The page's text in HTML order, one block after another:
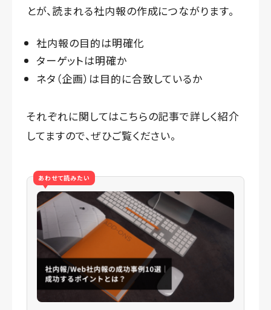
とが、読まれる社内報の作成につながります。
社内報の目的は明確化
ターゲットは明確か
ネタ（企画）は目的に合致しているか
それぞれに関してはこちらの記事で詳しく紹介
してますので、ぜひご覧ください。
あわせて読みたい